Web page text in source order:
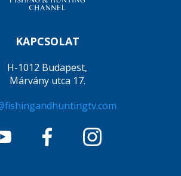
KAPCSOLAT
H-1012 Budapest,
Márvány utca 17.